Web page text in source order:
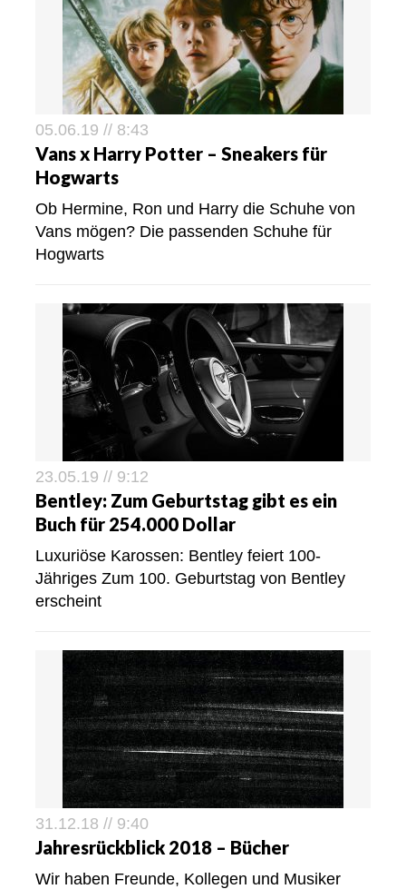
05.06.19 // 8:43
Vans x Harry Potter – Sneakers für
Hogwarts
Ob Hermine, Ron und Harry die Schuhe von
Vans mögen? Die passenden Schuhe für
Hogwarts
23.05.19 // 9:12
Bentley: Zum Geburtstag gibt es ein
Buch für 254.000 Dollar
Luxuriöse Karossen: Bentley feiert 100-
Jähriges Zum 100. Geburtstag von Bentley
erscheint
31.12.18 // 9:40
Jahresrückblick 2018 – Bücher
Wir haben Freunde, Kollegen und Musiker